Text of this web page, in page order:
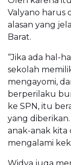
Valyano harus
alasan yang
Barat.
“Jika ada hal-
sekolah
mengayomi,
berperilaku
ke SPN, itu
yang
anak-anak kita
mengalami
Widya juga